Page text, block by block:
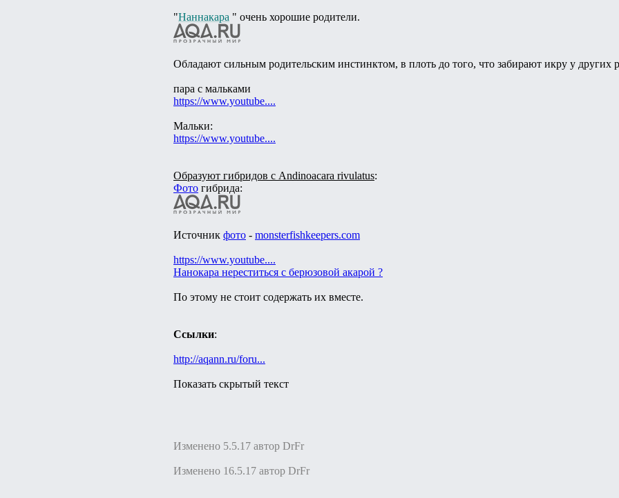
"Наннакара " очень хорошие родители.
Обладают сильным родительским инстинктом, в плоть до того, что забирают икру у других
пара с мальками
https://www.youtube....
Мальки:
https://www.youtube....
Образуют гибридов с Andinoacara rivulatus:
Фото гибрида:
Источник фото - monsterfishkeepers.com
https://www.youtube....
Нанокара нереститься с берюзовой акарой ?
По этому не стоит содержать их вместе.
Ссылки:
http://aqann.ru/foru...
Показать скрытый текст
Изменено 5.5.17 автор DrFr
Изменено 16.5.17 автор DrFr